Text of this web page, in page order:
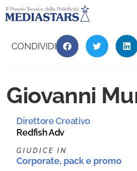
CONDIVIDI
Giovanni
Direttore Creativo
Redfish Adv
GIUDICE IN
Corporate, pack e promo